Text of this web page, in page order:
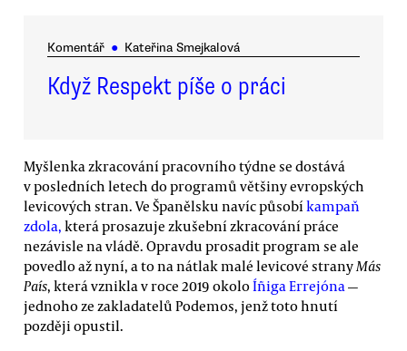
Komentář ● Kateřina Smejkalová
Když Respekt píše o práci
Myšlenka zkracování pracovního týdne se dostává
v posledních letech do programů většiny evropských
levicových stran. Ve Španělsku navíc působí kampaň
zdola, která prosazuje zkušební zkracování práce
nezávisle na vládě. Opravdu prosadit program se ale
povedlo až nyní, a to na nátlak malé levicové strany Más
País, která vznikla v roce 2019 okoloÍñiga Errejóna —
jednoho ze zakladatelů Podemos, jenž toto hnutí
později opustil.